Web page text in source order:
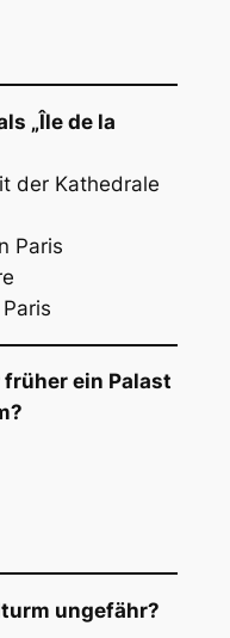
„Île de la
der Kathedrale
Paris
früher ein Palast
ungefähr?